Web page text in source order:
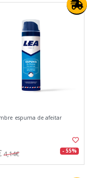
espuma de afeitar
4,14€ - 55%